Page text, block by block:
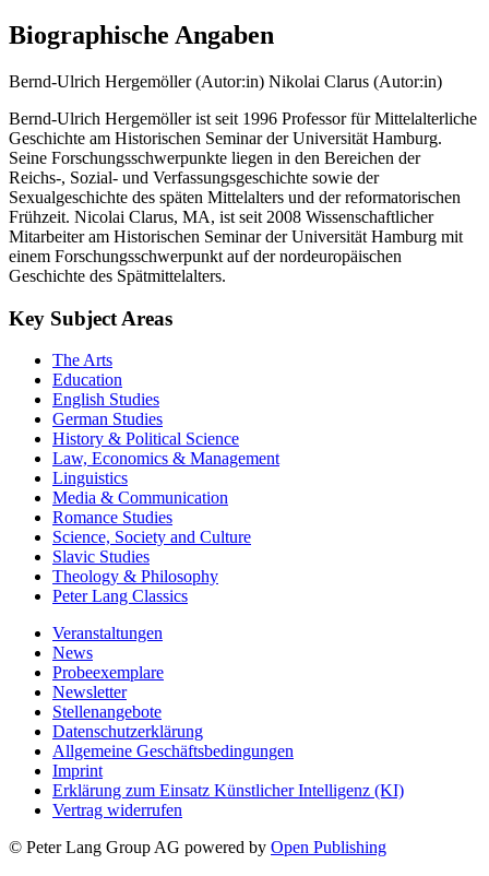
Biographische Angaben
Bernd-Ulrich Hergemöller (Autor:in) Nikolai Clarus (Autor:in)
Bernd-Ulrich Hergemöller ist seit 1996 Professor für Mittelalterliche
Geschichte am Historischen Seminar der Universität Hamburg.
Seine Forschungsschwerpunkte liegen in den Bereichen der
Reichs-, Sozial- und Verfassungsgeschichte sowie der
Sexualgeschichte des späten Mittelalters und der reformatorischen
Frühzeit. Nicolai Clarus, MA, ist seit 2008 Wissenschaftlicher
Mitarbeiter am Historischen Seminar der Universität Hamburg mit
einem Forschungsschwerpunkt auf der nordeuropäischen
Geschichte des Spätmittelalters.
Key Subject Areas
The Arts
Education
English Studies
German Studies
History & Political Science
Law, Economics & Management
Linguistics
Media & Communication
Romance Studies
Science, Society and Culture
Slavic Studies
Theology & Philosophy
Peter Lang Classics
Veranstaltungen
News
Probeexemplare
Newsletter
Stellenangebote
Datenschutzerklärung
Allgemeine Geschäftsbedingungen
Imprint
Erklärung zum Einsatz Künstlicher Intelligenz (KI)
Vertrag widerrufen
© Peter Lang Group AG powered by Open Publishing